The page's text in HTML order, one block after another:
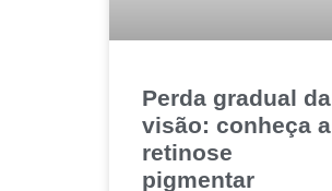
Perda gradual da
visão: conheça a
retinose
pigmentar